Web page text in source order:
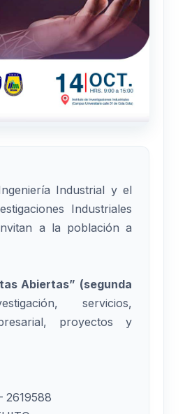
Industrial y el
Industriales
a la población a
Abiertas” (segunda
servicios,
proyectos y
2619588